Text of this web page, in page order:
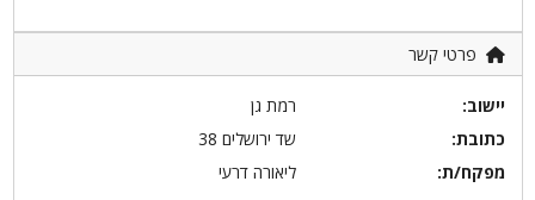
פרטי קשר
יישוב:
רמת גן
כתובת:
שד ירושלים 38
מפקח/ת:
ליאורה דרעי